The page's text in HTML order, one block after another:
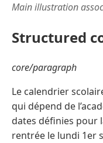
Main illustration
Structured
core/paragraph
Le calendrier
qui dépend de
dates définies pour
rentrée le lundi 1er